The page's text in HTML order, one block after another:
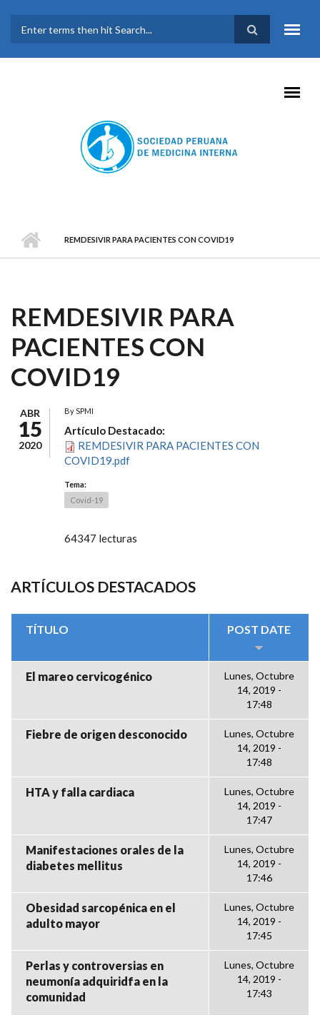
FORMULARIO DE
BÚSQUEDA
REMDESIVIR PARA PACIENTES CON COVID19
REMDESIVIR PARA
PACIENTES CON
COVID19
ABR
15
2020
BySPMI
Artículo Destacado:
REMDESIVIR PARA PACIENTES CON
COVID19.pdf
Tema:
Covid-19
64347 lecturas
ARTÍCULOS DESTACADOS
TÍTULO POST DATE
El mareo cervicogénico
Lunes, Octubre
14, 2019 -
17:48
Fiebre de origen desconocido
Lunes, Octubre
14, 2019 -
17:48
HTA y falla cardiaca
Lunes, Octubre
14, 2019 -
17:47
Manifestaciones orales de la
diabetes mellitus
Lunes, Octubre
14, 2019 -
17:46
Obesidad sarcopénica en el
adulto mayor
Lunes, Octubre
14, 2019 -
17:45
Perlas y controversias en
neumonía adquiridfa en la
comunidad
Lunes, Octubre
14, 2019 -
17:43